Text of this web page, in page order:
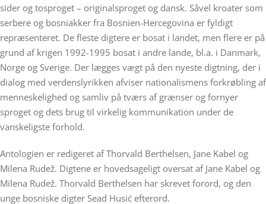
sider og tosproget – originalsproget og dansk. Såvel kroater som
serbere og bosniakker fra Bosnien-Hercegovina er fyldigt
repræsenteret. De fleste digtere er bosat i landet, men flere er på
grund af krigen 1992-1995 bosat i andre lande, bl.a. i Danmark,
Norge og Sverige. Der lægges vægt på den nyeste digtning, der i
dialog med verdenslyrikken afviser nationalismens forkrøbling af
menneskelighed og samliv på tværs af grænser og fornyer
sproget og dets brug til virkelig kommunikation under de
vanskeligste forhold.
Antologien er redigeret af Thorvald Berthelsen, Jane Kabel og
Milena Rudež. Digtene er hovedsageligt oversat af Jane Kabel og
Milena Rudež. Thorvald Berthelsen har skrevet forord, og den
unge bosniske digter Sead Husić efterord.